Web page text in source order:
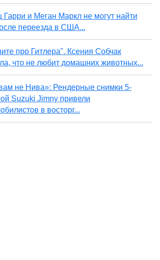
Гарри и Меган Маркл не могут найти
переезда в США...
про Гитлера". Ксения Собчак
что не любит домашних животных...
не Нива»: Рендерные снимки 5-
Suzuki Jimny привели
в восторг...